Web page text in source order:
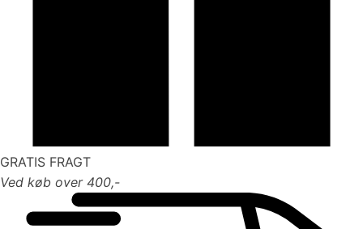
GRATIS FRAGT
Ved køb over 400,-